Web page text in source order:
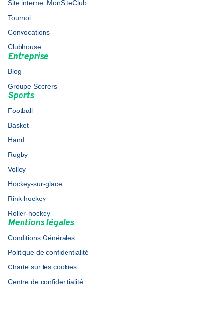
Site internet MonSiteClub
Tournoi
Convocations
Clubhouse
Entreprise
Blog
Groupe Scorers
Sports
Football
Basket
Hand
Rugby
Volley
Hockey-sur-glace
Rink-hockey
Roller-hockey
Mentions légales
Conditions Générales
Politique de confidentialité
Charte sur les cookies
Centre de confidentialité